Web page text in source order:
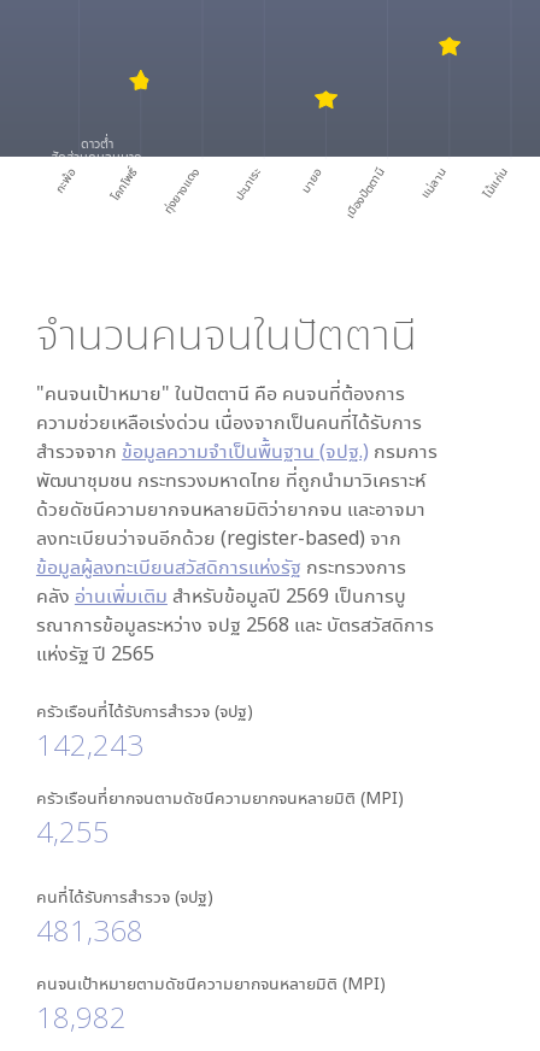
กะพ้อ โคกโพธิ์ ทุ่งยางแดง ปะนาเระ มายอ เมืองปัตตานี แม่ลาน ไม้แก่น
ดาวต่ำ
สัดส่วนคนจนมาก
จำนวนคนจนในปัตตานี
"คนจนเป้าหมาย" ในปัตตานี คือ คนจนที่ต้องการ
ความช่วยเหลือเร่งด่วน เนื่องจากเป็นคนที่ได้รับการ
สำรวจจาก ข้อมูลความจำเป็นพื้นฐาน (จปฐ.) กรมการ
พัฒนาชุมชน กระทรวงมหาดไทย ที่ถูกนำมาวิเคราะห์
ด้วยดัชนีความยากจนหลายมิติว่ายากจน และอาจมา
ลงทะเบียนว่าจนอีกด้วย (register-based) จาก
ข้อมูลผู้ลงทะเบียนสวัสดิการแห่งรัฐ กระทรวงการ
คลัง อ่านเพิ่มเติม สำหรับข้อมูลปี 2569 เป็นการบู
รณาการข้อมูลระหว่าง จปฐ 2568 และ บัตรสวัสดิการ
แห่งรัฐ ปี 2565
ครัวเรือนที่ได้รับการสำรวจ (จปฐ)
142,243
ครัวเรือนที่ยากจนตามดัชนีความยากจนหลายมิติ (MPI)
4,255
คนที่ได้รับการสำรวจ (จปฐ)
481,368
คนจนเป้าหมายตามดัชนีความยากจนหลายมิติ (MPI)
18,982